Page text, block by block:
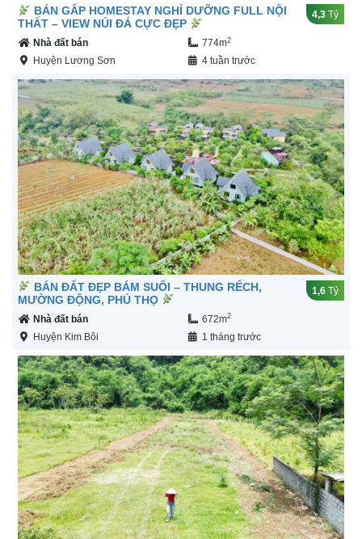
BÁN GẤP HOMESTAY NGHỈ DƯỠNG FULL NỘI
THẤT – VIEW NÚI ĐÁ CỰC ĐẸP
4,3 Tỷ
Nhà đất bán 774m2
Huyện Lương Sơn 4 tuần trước
BÁN ĐẤT ĐẸP BÁM SUỐI – THUNG RẾCH,
MƯỜNG ĐỘNG, PHÚ THỌ
1,6 Tỷ
Nhà đất bán 672m2
Huyện Kim Bôi 1 tháng trước